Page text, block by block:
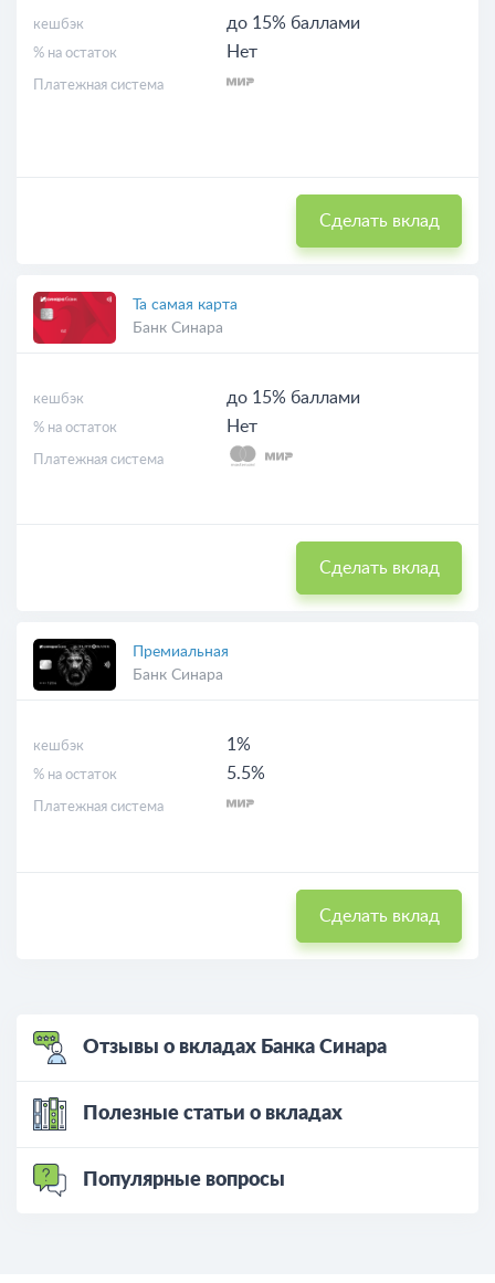
кешбэк до 15% баллами
% на остаток Нет
Платежная система
Сделать вклад
Та самая карта
Банк Синара
кешбэк до 15% баллами
% на остаток Нет
Платежная система
Сделать вклад
Премиальная
Банк Синара
кешбэк 1%
% на остаток 5.5%
Платежная система
Сделать вклад
Отзывы о вкладах Банка Синара
Полезные статьи о вкладах
Популярные вопросы